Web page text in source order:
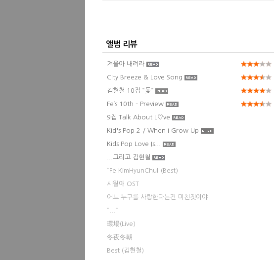
앨범 리뷰
겨울아 내려라
City Breeze & Love Song
김현철 10집 “돛”
Fe’s 10th – Preview
9집 Talk About L♡ve
Kid's Pop 2 / When I Grow Up
Kids Pop Love Is...
...그리고 김현철
“Fe KimHyunChul"(Best)
시월애 OST
어느 누구를 사랑한다는건 미친짓이야
“...”
環場(Live)
冬夜冬朝
Best (김현철)